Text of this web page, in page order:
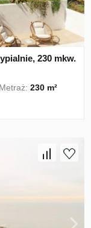
230 mkw.
Metraż:230 m²